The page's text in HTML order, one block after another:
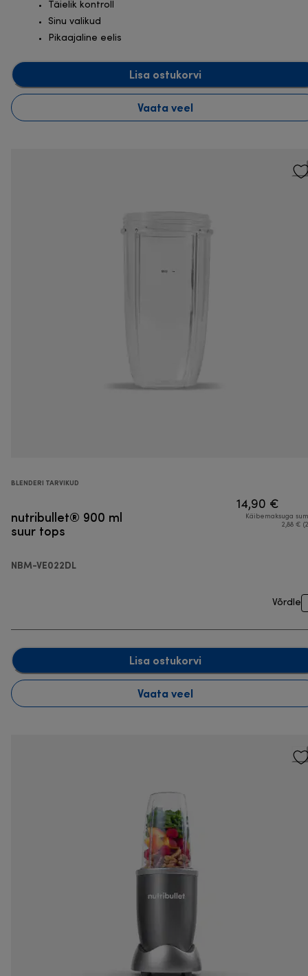
Täielik kontroll
Sinu valikud
Pikaajaline eelis
Lisa ostukorvi
Vaata veel
BLENDERI TARVIKUD
nutribullet® 900 ml
suur tops
NBM-VE022DL
14,90 €
Käibemaksuga
2,88 €
Võrdle
Lisa ostukorvi
Vaata veel